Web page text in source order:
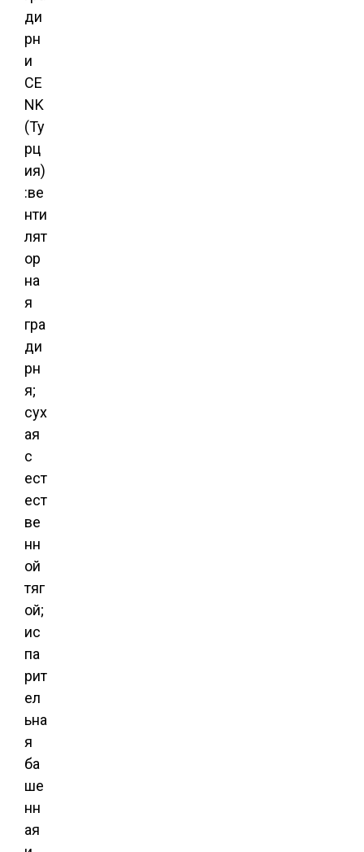
ди
рн
и
CE
NK
(Ту
рц
ия)
:ве
нти
лят
ор
на
я
гра
ди
рн
я;
сух
ая
с
ест
ест
ве
нн
ой
тяг
ой;
ис
па
рит
ел
ьна
я
ба
ше
нн
ая